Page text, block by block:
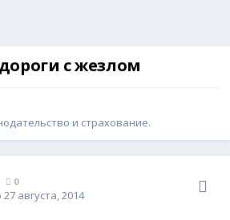
с жезлом
и страхование.
0
27 августа, 2014